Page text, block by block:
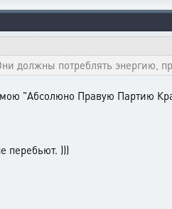
должны потреблять энергию,
"Абсолюно Правую Партию
перебьют. )))